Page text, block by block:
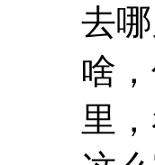
去
啥
里